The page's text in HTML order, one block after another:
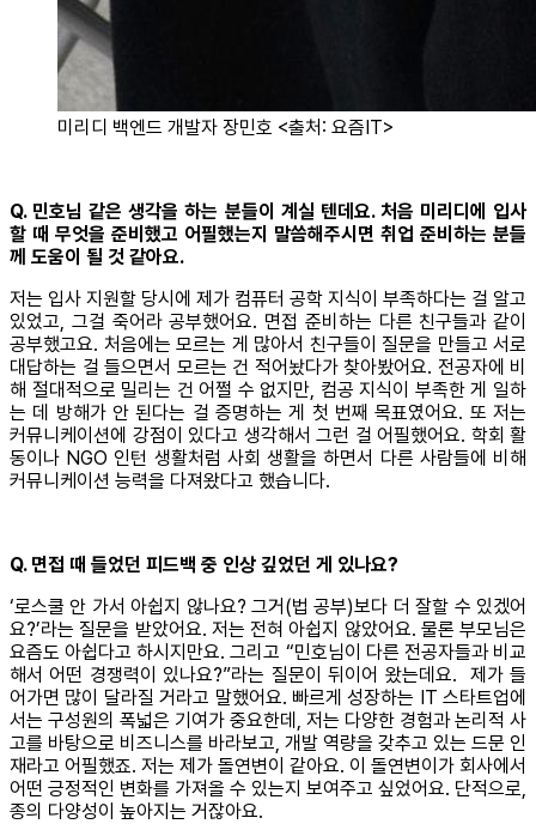
미리디 백엔드 개발자 장민호 <출처: 요즘IT>
Q. 민호님 같은 생각을 하는 분들이 계실 텐데요. 처음 미리디에 입사
할 때 무엇을 준비했고 어필했는지 말씀해주시면 취업 준비하는 분들
께 도움이 될 것 같아요.
저는 입사 지원할 당시에 제가 컴퓨터 공학 지식이 부족하다는 걸 알고
있었고, 그걸 죽어라 공부했어요. 면접 준비하는 다른 친구들과 같이
공부했고요. 처음에는 모르는 게 많아서 친구들이 질문을 만들고 서로
대답하는 걸 들으면서 모르는 건 적어놨다가 찾아봤어요. 전공자에 비
해 절대적으로 밀리는 건 어쩔 수 없지만, 컴공 지식이 부족한 게 일하
는 데 방해가 안 된다는 걸 증명하는 게 첫 번째 목표였어요. 또 저는
커뮤니케이션에 강점이 있다고 생각해서 그런 걸 어필했어요. 학회 활
동이나 NGO 인턴 생활처럼 사회 생활을 하면서 다른 사람들에 비해
커뮤니케이션 능력을 다져왔다고 했습니다.
Q. 면접 때 들었던 피드백 중 인상 깊었던 게 있나요?
‘로스쿨 안 가서 아쉽지 않나요? 그거(법 공부)보다 더 잘할 수 있겠어
요?’라는 질문을 받았어요. 저는 전혀 아쉽지 않았어요. 물론 부모님은
요즘도 아쉽다고 하시지만요. 그리고 “민호님이 다른 전공자들과 비교
해서 어떤 경쟁력이 있나요?”라는 질문이 뒤이어 왔는데요. 제가 들
어가면 많이 달라질 거라고 말했어요. 빠르게 성장하는 IT 스타트업에
서는 구성원의 폭넓은 기여가 중요한데, 저는 다양한 경험과 논리적 사
고를 바탕으로 비즈니스를 바라보고, 개발 역량을 갖추고 있는 드문 인
재라고 어필했죠. 저는 제가 돌연변이 같아요. 이 돌연변이가 회사에서
어떤 긍정적인 변화를 가져올 수 있는지 보여주고 싶었어요. 단적으로,
종의 다양성이 높아지는 거잖아요.